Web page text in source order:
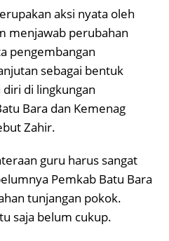
aksi nyata oleh
menjawab perubahan
pengembangan
sebagai bentuk
di lingkungan
Bara dan Kemenag
Zahir.
guru harus sangat
Pemkab Batu Bara
tunjangan pokok.
saja belum cukup.